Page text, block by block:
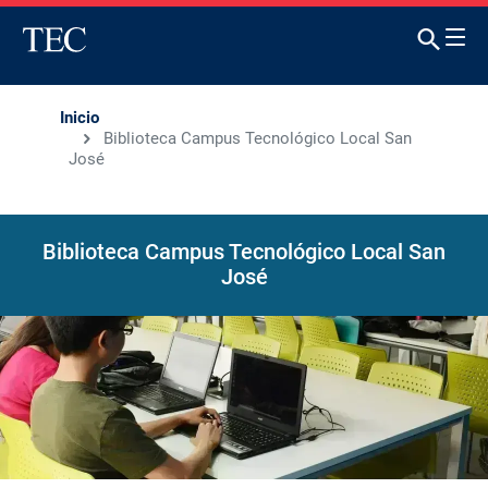
Inicio
Biblioteca Campus Tecnológico Local San
José
Biblioteca Campus Tecnológico Local San
José